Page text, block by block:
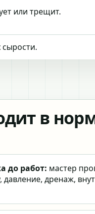
или трещит.
сырости.
в
до работ: мастер
давление, дренаж,